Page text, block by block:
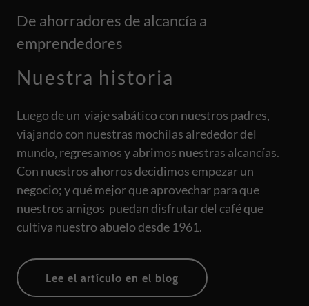
De ahorradores de alcancía a
emprendedores
Nuestra historia
Luego de un viaje sabático con nuestros padres,
viajando con nuestras mochilas alrededor del
mundo, regresamos y abrimos nuestras alcancías.
Con nuestros ahorros decidimos empezar un
negocio; y qué mejor que aprovechar para que
nuestros amigos puedan disfrutar del café que
cultiva nuestro abuelo desde 1961.
Lee el artículo en el blog